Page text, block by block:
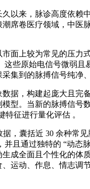
以来，脉诊高度依赖
席卷医疗领域，中医
面上较为常见的压力
些原始电信号微弱
集到的脉搏信号纯净、
据，构建起庞大且完
型。当新的脉搏信号
征进行量化评估 。
，囊括近 30 余种常
且通过独特的 “动态
成全面且个性化的体
运动、作息、情志调节